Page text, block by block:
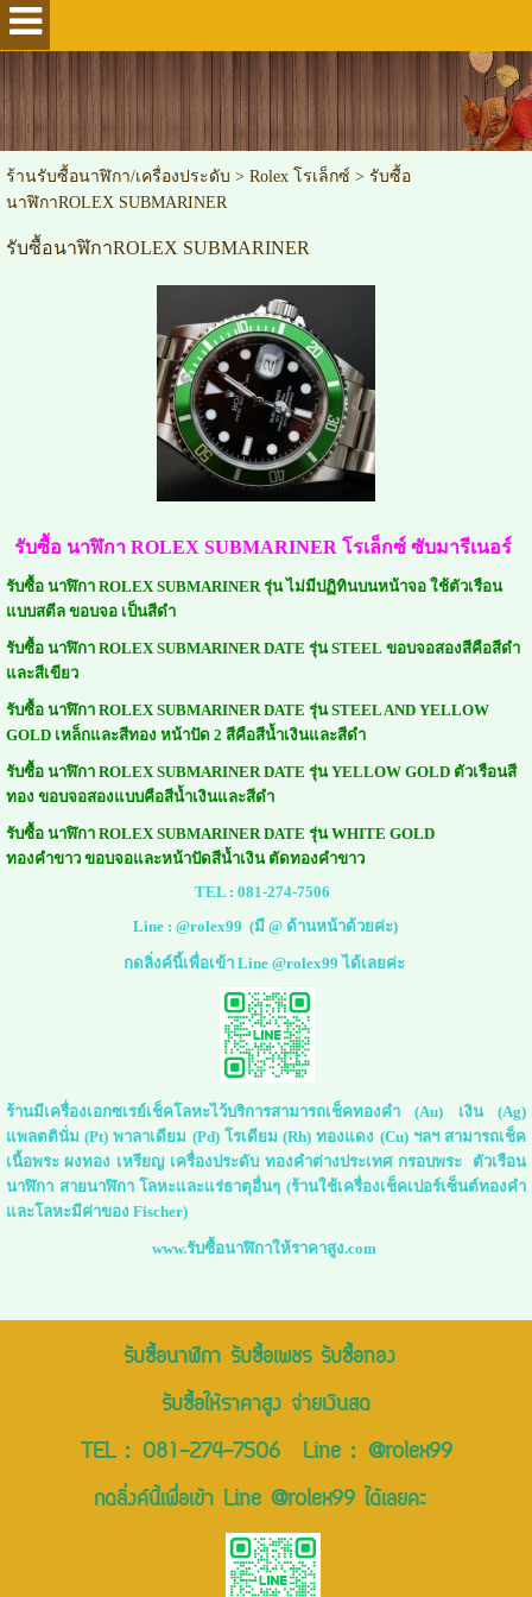
ร้านรับซื้อนาฬิกา/เครื่องประดับ > Rolex โรเล็กซ์ > รับซื้อ
นาฬิกาROLEX SUBMARINER
รับซื้อนาฬิกาROLEX SUBMARINER
รับซื้อ นาฬิกา ROLEX SUBMARINERโรเล็กซ์ ซับมารีเนอร์
รับซื้อ นาฬิกา ROLEX SUBMARINER รุ่น ไม่มีปฏิทินบนหน้าจอ ใช้ตัวเรือน
แบบสตีล ขอบจอ เป็นสีดำ
รับซื้อ นาฬิกา ROLEX SUBMARINERDATE รุ่น STEEL ขอบจอสองสีคือสีดำ
และสีเขียว
รับซื้อ นาฬิกา ROLEX SUBMARINERDATE รุ่น STEEL AND YELLOW
GOLD เหล็กและสีทอง หน้าปัด 2 สีคือสีน้ำเงินและสีดำ
รับซื้อ นาฬิกา ROLEX SUBMARINERDATE รุ่นYELLOW GOLD ตัวเรือนสี
ทอง ขอบจอสองแบบคือสีน้ำเงินและสีดำ
รับซื้อ นาฬิกา ROLEX SUBMARINERDATE รุ่นWHITE GOLD
ทองคำขาว ขอบจอและหน้าปัดสีน้ำเงิน ตัดทองคำขาว
TEL : 081-274-7506
Line :@rolex99 (มี @ ด้านหน้าด้วยค่ะ)
กดลิ่งค์นี้เพื่อเข้า Line @rolex99 ได้เลยค่ะ
ร้านมีเครื่องเอกซเรย์เช็คโลหะไว้บริการสามารถเช็คทองคำ (Au) เงิน (Ag)
แพลตตินั่ม (Pt) พาลาเดียม (Pd) โรเดียม (Rh) ทองแดง (Cu) ฯลฯ สามารถเช็ค
เนื้อพระ ผงทอง เหรียญ เครื่องประดับ ทองคำต่างประเทศ กรอบพระ ตัวเรือน
นาฬิกา สายนาฬิกา โลหะและแร่ธาตุอื่นๆ (ร้านใช้เครื่องเช็คเปอร์เซ็นต์ทองคำ
และโลหะมีค่าของ Fischer)
www.รับซื้อนาฬิกาให้ราคาสูง.com
รับซื้อนาฬิกา รับซื้อเพชร รับซื้อทอง
รับซื้อให้ราคาสูง จ่ายเงินสด
TEL : 081-274-7506Line : @rolex99
กดลิ่งค์นี้เพื่อเข้า Line @rolex99 ได้เลยคะ